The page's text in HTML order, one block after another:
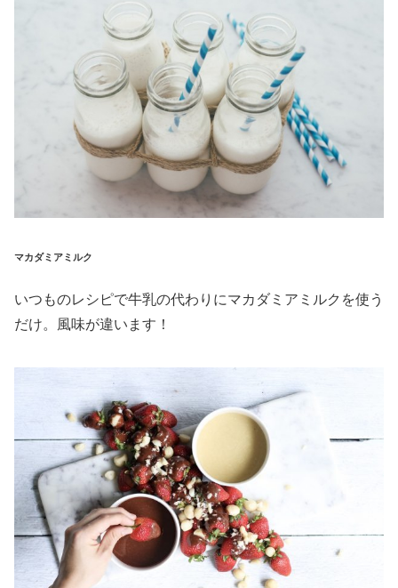
マカダミアミルク
いつものレシピで牛乳の代わりにマカダミアミルクを使う
だけ。風味が違います！